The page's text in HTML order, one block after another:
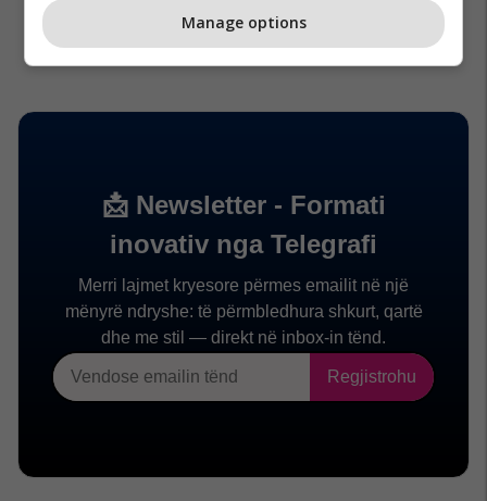
Manage options